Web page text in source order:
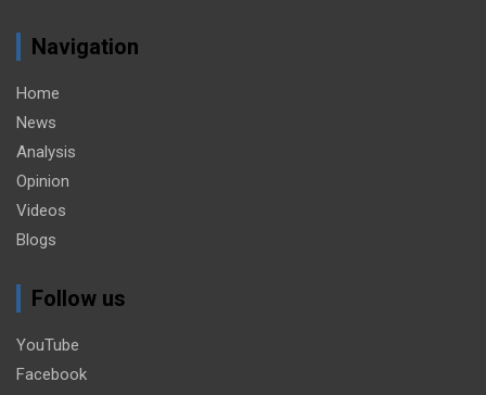
Navigation
Home
News
Analysis
Opinion
Videos
Blogs
Follow us
YouTube
Facebook